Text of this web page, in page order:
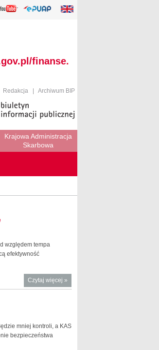
finanse.
Redakcja Archiwum BIP
Krajowa Administracja
Skarbowa
względem tempa
efektywność
Czytaj więcej o KE
wysoki
latach
»
mniej kontroli, a KAS
bezpieczeństwa